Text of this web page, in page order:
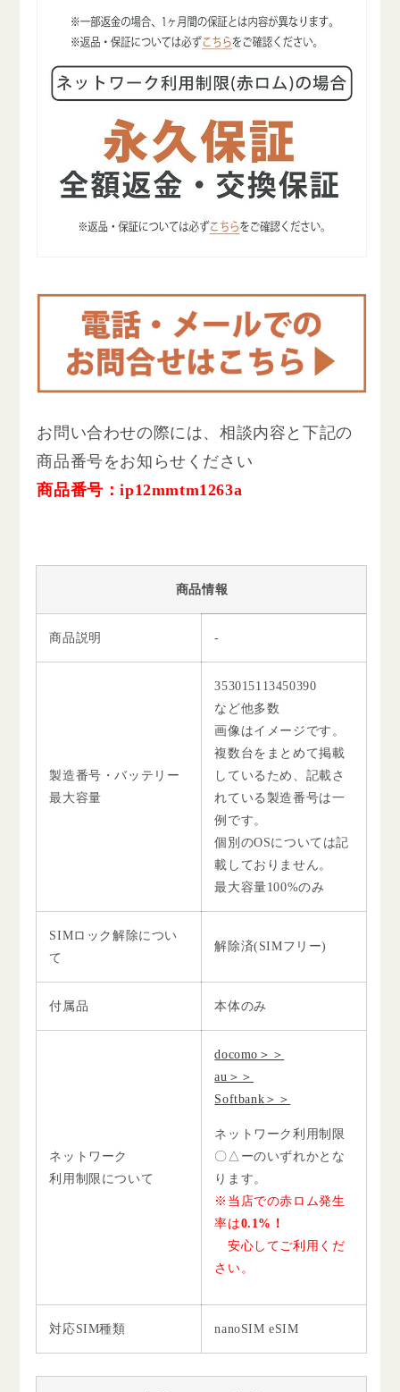
お問い合わせの際には、相談内容と下記の
商品番号をお知らせください
商品番号：ip12mmtm1263a
商品情報
商品説明 -
製造番号・バッテリー
最大容量
353015113450390
など他多数
画像はイメージです。
複数台をまとめて掲載
しているため、記載さ
れている製造番号は一
例です。
個別のOSについては記
載しておりません。
最大容量100%のみ
SIMロック解除につい
て
解除済(SIMフリー)
付属品 本体のみ
ネットワーク
利用制限について
docomo＞＞
au＞＞
Softbank＞＞
ネットワーク利用制限
〇△ーのいずれかとな
ります。
※当店での赤ロム発生
率は0.1%！
安心してご利用くだ
さい。
対応SIM種類 nanoSIM eSIM